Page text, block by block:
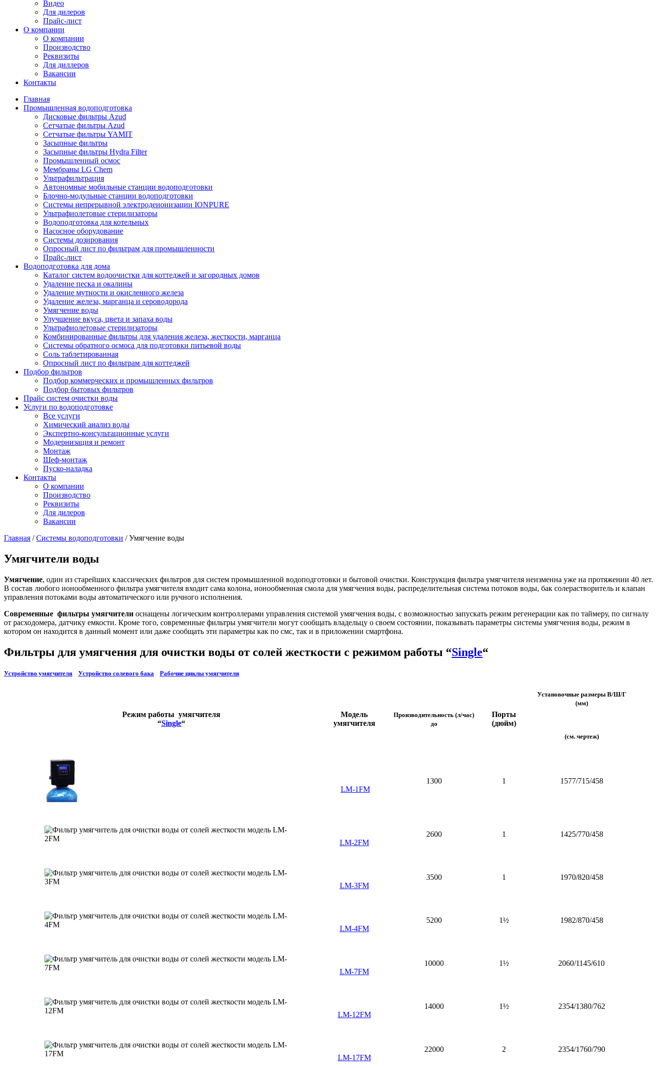
Видео
Для дилеров
Прайс-лист
О компании
О компании
Производство
Реквизиты
Для диллеров
Вакансии
Контакты
Главная
Промышленная водоподготовка
Дисковые фильтры Azud
Сетчатые фильтры Azud
Сетчатые фильтры YAMIT
Засыпные фильтры
Засыпные фильтры Hydra Filter
Промышленный осмос
Мембраны LG Chem
Ультрафильтрация
Автономные мобильные станции водоподготовки
Блочно-модульные станции водоподготовки
Системы непрерывной электродеионизации IONPURE
Ультрафиолетовые стерилизаторы
Водоподготовка для котельных
Насосное оборудование
Системы дозирования
Опросный лист по фильтрам для промышленности
Прайс-лист
Водоподготовка для дома
Каталог систем водоочистки для коттеджей и загородных домов
Удаление песка и окалины
Удаление мутности и окисленного железа
Удаление железа, марганца и сероводорода
Умягчение воды
Улучшение вкуса, цвета и запаха воды
Ультрафиолетовые стерилизаторы
Комбинированные фильтры для удаления железа, жесткости, марганца
Системы обратного осмоса для подготовки питьевой воды
Соль таблетированная
Опросный лист по фильтрам для коттеджей
Подбор фильтров
Подбор коммерческих и промышленных фильтров
Подбор бытовых фильтров
Прайс систем очистки воды
Услуги по водоподготовке
Все услуги
Химический анализ воды
Экспертно-консультационные услуги
Модернизация и ремонт
Монтаж
Шеф-монтаж
Пуско-наладка
Контакты
О компании
Производство
Реквизиты
Для дилеров
Вакансии
Главная /Системы водоподготовки /Умягчение воды
Умягчители воды
Умягчение, один из старейших классических фильтров для систем промышленной водоподготовки и бытовой очистки. Конструкция фильтра умягчителя неизменна уже на протяжении 40 лет.
В состав любого ионообменного фильтра умягчителя входит сама колона, ионообменная смола для умягчения воды, распределительная система потоков воды, бак солерастворитель и клапан
управления потоками воды автоматического или ручного исполнения.
Современные фильтры умягчители оснащены логическим контроллерами управления системой умягчения воды, с возможностью запускать режим регенерации как по таймеру, по сигналу
от расходомера, датчику емкости. Кроме того, современные фильтры умягчители могут сообщать владельцу о своем состоянии, показывать параметры системы умягчения воды, режим в
котором он находится в данный момент или даже сообщать эти параметры как по смс, так и в приложении смартфона.
Фильтры для умягчения для очистки воды от солей жесткости с режимом работы “Single“
Устройство умягчителя Устройство солевого бака Рабочие циклы умягчителя
Режим работы умягчителя
“Single“
Модель
умягчителя
Производительность (л/час)
до
Порты
(дюйм)
Установочные размеры В/Ш/Г
(мм)
(см. чертеж)
LM-1FM
1300 1 1577/715/458
LM-2FM
2600 1 1425/770/458
LM-3FM
3500 1 1970/820/458
LM-4FM
5200 1½ 1982/870/458
LM-7FM
10000 1½ 2060/1145/610
LM-12FM
14000 1½ 2354/1380/762
LM-17FM
22000 2 2354/1760/790